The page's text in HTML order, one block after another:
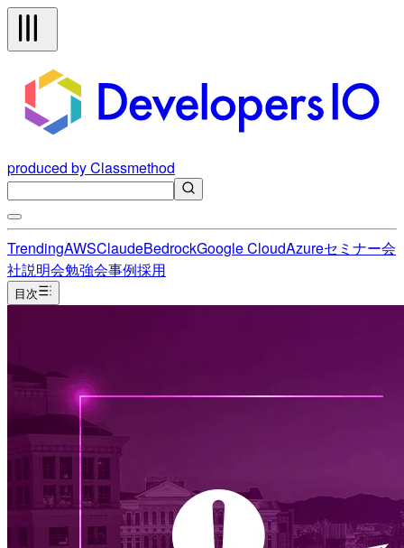
produced by Classmethod
TrendingAWSClaudeBedrockGoogle CloudAzureセミナー会
社説明会勉強会事例採用
目次